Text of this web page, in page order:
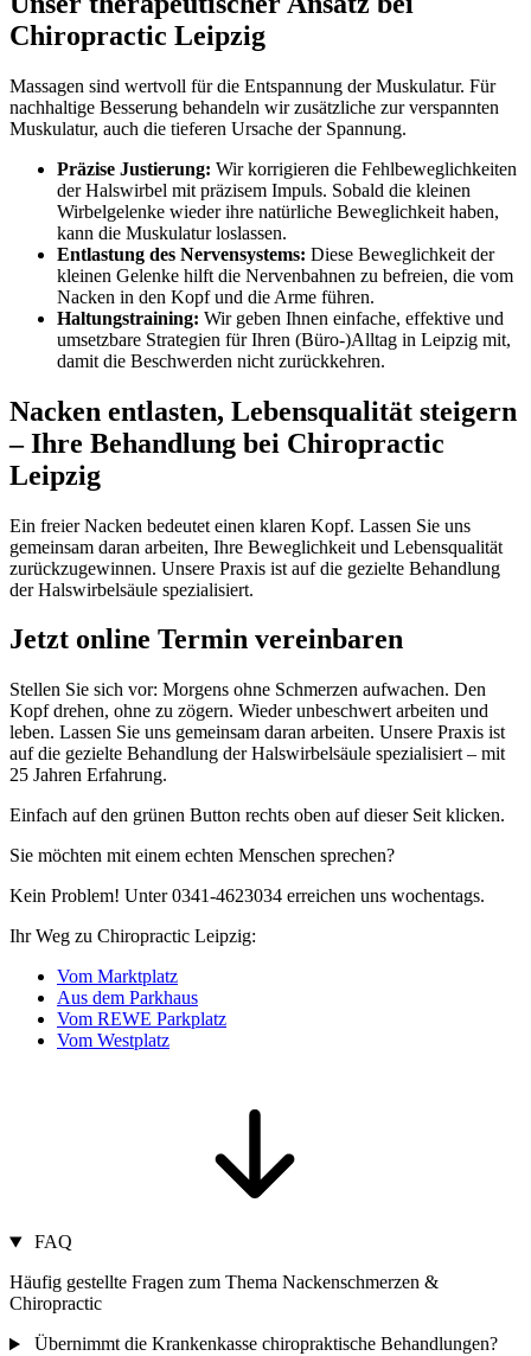
Chiropractic Leipzig
Massagen sind wertvoll für die Entspannung der Muskulatur. Für
nachhaltige Besserung behandeln wir zusätzliche zur verspannten
Muskulatur, auch die tieferen Ursache der Spannung.
Präzise Justierung: Wir korrigieren die Fehlbeweglichkeiten
der Halswirbel mit präzisem Impuls. Sobald die kleinen
Wirbelgelenke wieder ihre natürliche Beweglichkeit haben,
kann die Muskulatur loslassen.
Entlastung des Nervensystems: Diese Beweglichkeit der
kleinen Gelenke hilft die Nervenbahnen zu befreien, die vom
Nacken in den Kopf und die Arme führen.
Haltungstraining: Wir geben Ihnen einfache, effektive und
umsetzbare Strategien für Ihren (Büro-)Alltag in Leipzig mit,
damit die Beschwerden nicht zurückkehren.
Nacken entlasten, Lebensqualität steigern
– Ihre Behandlung bei Chiropractic
Leipzig
Ein freier Nacken bedeutet einen klaren Kopf. Lassen Sie uns
gemeinsam daran arbeiten, Ihre Beweglichkeit und Lebensqualität
zurückzugewinnen. Unsere Praxis ist auf die gezielte Behandlung
der Halswirbelsäule spezialisiert.
Jetzt online Termin vereinbaren
Stellen Sie sich vor: Morgens ohne Schmerzen aufwachen. Den
Kopf drehen, ohne zu zögern. Wieder unbeschwert arbeiten und
leben. Lassen Sie uns gemeinsam daran arbeiten. Unsere Praxis ist
auf die gezielte Behandlung der Halswirbelsäule spezialisiert – mit
25 Jahren Erfahrung.
Einfach auf den grünen Button rechts oben auf dieser Seit klicken.
Sie möchten mit einem echten Menschen sprechen?
Kein Problem! Unter 0341-4623034 erreichen uns wochentags.
Ihr Weg zu Chiropractic Leipzig:
Vom Marktplatz
Aus dem Parkhaus
Vom REWE Parkplatz
Vom Westplatz
FAQ
Häufig gestellte Fragen zum Thema Nackenschmerzen &
Chiropractic
Übernimmt die Krankenkasse chiropraktische Behandlungen?